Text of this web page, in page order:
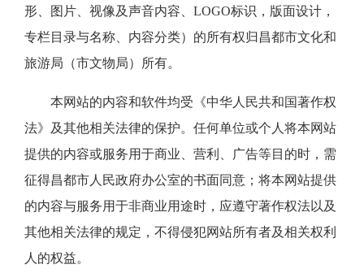
形、图片、视像及声音内容、LOGO标识，版面设计，
专栏目录与名称、内容分类）的所有权归昌都市文化和
旅游局（市文物局）所有。
本网站的内容和软件均受《中华人民共和国著作权
法》及其他相关法律的保护。任何单位或个人将本网站
提供的内容或服务用于商业、营利、广告等目的时，需
征得昌都市人民政府办公室的书面同意；将本网站提供
的内容与服务用于非商业用途时，应遵守著作权法以及
其他相关法律的规定，不得侵犯网站所有者及相关权利
人的权益。